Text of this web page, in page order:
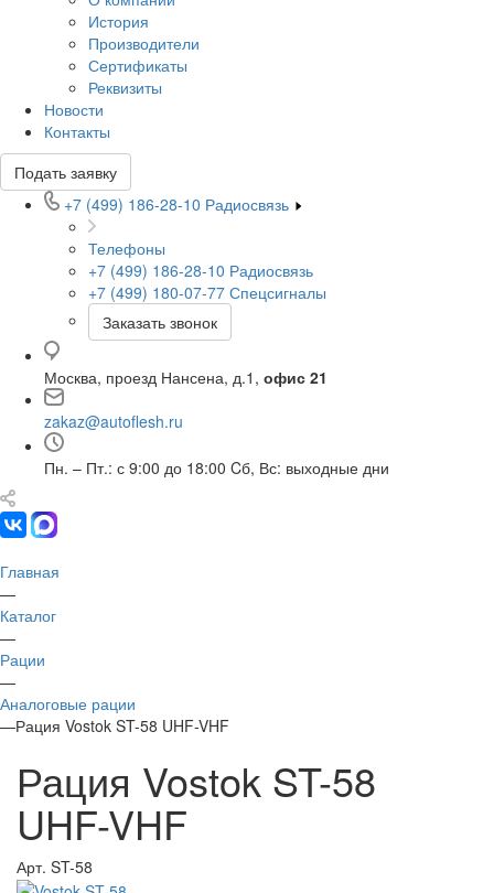
История
Производители
Сертификаты
Реквизиты
Новости
Контакты
Подать заявку
+7 (499) 186-28-10 Радиосвязь
Телефоны
+7 (499) 186-28-10 Радиосвязь
+7 (499) 180-07-77 Спецсигналы
Заказать звонок
Москва, проезд Нансена, д.1, офис 21
zakaz@autoflesh.ru
Пн. – Пт.: с 9:00 до 18:00 Cб, Вс: выходные дни
Главная
—
Каталог
—
Рации
—
Аналоговые рации
—Рация Vostok ST-58 UHF-VHF
Рация Vostok ST-58
UHF-VHF
Арт. ST-58